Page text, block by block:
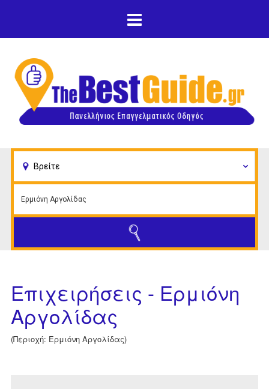
κυρίως περιεχόμενο
Επιχειρήσεις - Ερμιόνη
Αργολίδας
(Περιοχή: Ερμιόνη Αργολίδας)